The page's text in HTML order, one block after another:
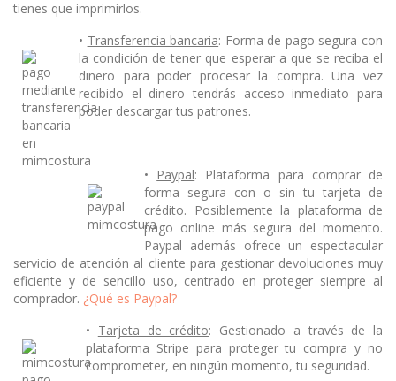
tienes que imprimirlos.
• Transferencia bancaria: Forma de pago segura con
la condición de tener que esperar a que se reciba el
dinero para poder procesar la compra. Una vez
recibido el dinero tendrás acceso inmediato para
poder descargar tus patrones.
• Paypal: Plataforma para comprar de
forma segura con o sin tu tarjeta de
crédito. Posiblemente la plataforma de
pago online más segura del momento.
Paypal además ofrece un espectacular
servicio de atención al cliente para gestionar devoluciones muy
eficiente y de sencillo uso, centrado en proteger siempre al
comprador. ¿Qué es Paypal?
• Tarjeta de crédito: Gestionado a través de la
plataforma Stripe para proteger tu compra y no
comprometer, en ningún momento, tu seguridad.